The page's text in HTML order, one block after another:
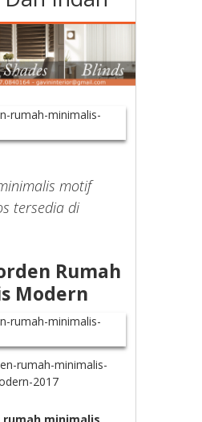
motif
tersedia di
Rumah
Modern
rumah-minimalis-
2017